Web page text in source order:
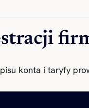
konta i taryfy